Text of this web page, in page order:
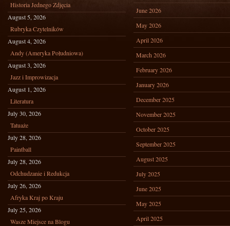
Historia Jednego Zdjęcia
August 5, 2026
Rubryka Czytelników
August 4, 2026
Andy (Ameryka Południowa)
August 3, 2026
Jazz i Improwizacja
August 1, 2026
Literatura
July 30, 2026
Tatuaże
July 28, 2026
Paintball
July 28, 2026
Odchudzanie i Redukcja
July 26, 2026
Afryka Kraj po Kraju
July 25, 2026
Wasze Miejsce na Blogu
June 2026
May 2026
April 2026
March 2026
February 2026
January 2026
December 2025
November 2025
October 2025
September 2025
August 2025
July 2025
June 2025
May 2025
April 2025